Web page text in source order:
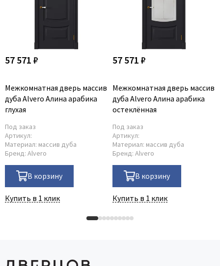
57 571 ₽
Межкомнатная дверь массив
дуба Alvero Алина арабика
глухая
Под заказ
Артикул:
Материал: массив дуба
Бренд: Alvero
В корзину
Купить в 1 клик
57 571 ₽
Межкомнатная дверь массив
дуба Alvero Алина арабика
остеклённая
Под заказ
Артикул:
Материал: массив дуба
Бренд: Alvero
В корзину
Купить в 1 клик